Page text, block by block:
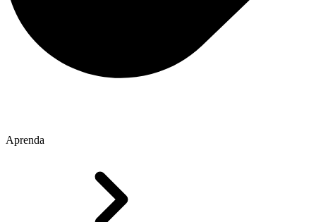
Aprenda